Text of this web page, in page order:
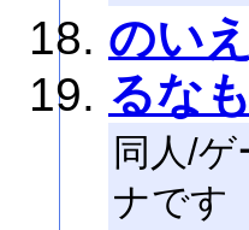
のい
るな
同人/
ナです